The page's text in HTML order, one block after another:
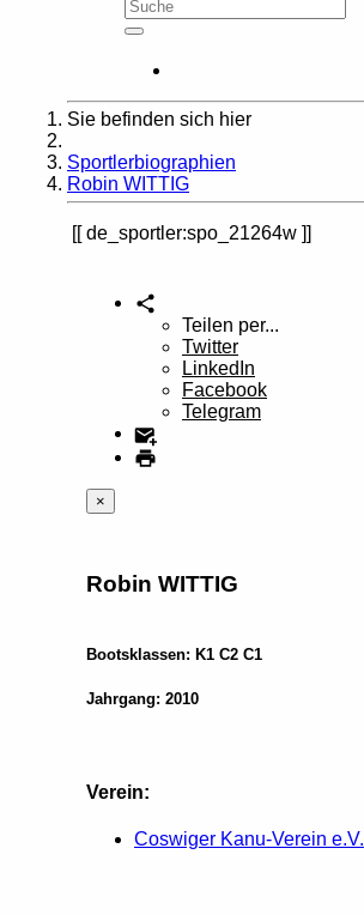
Sie befinden sich hier
Sportlerbiographien
Robin WITTIG
de_sportler:spo_21264w
Teilen per...
Twitter
LinkedIn
Facebook
Telegram
×
Robin WITTIG
Bootsklassen: K1 C2 C1
Jahrgang: 2010
Verein:
Coswiger Kanu-Verein e.V.